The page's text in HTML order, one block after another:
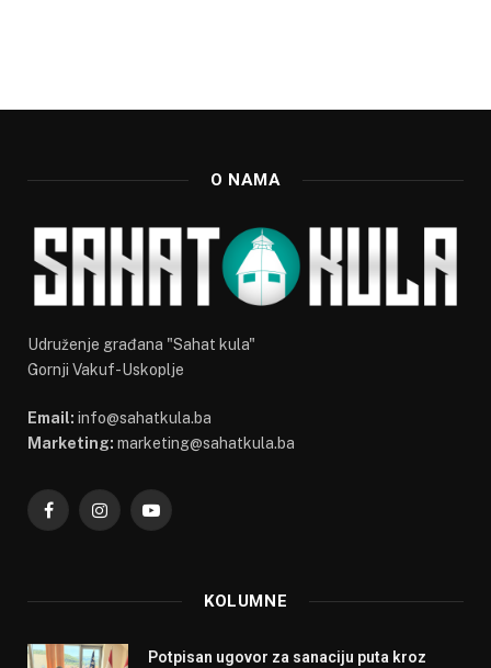
O NAMA
Udruženje građana "Sahat kula"
Gornji Vakuf-Uskoplje
Email: info@sahatkula.ba
Marketing: marketing@sahatkula.ba
FacebookInstagramYouTube
KOLUMNE
Potpisan ugovor za sanaciju puta kroz